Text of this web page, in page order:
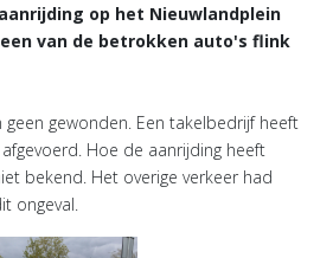
aanrijding op het Nieuwlandplein
van de betrokken auto's flink
geen gewonden. Een takelbedrijf heeft
Hoe de aanrijding heeft
bekend. Het overige verkeer had
ongeval.